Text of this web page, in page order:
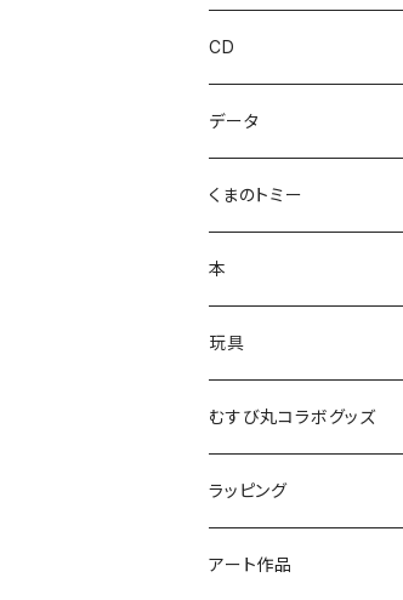
おしょすい
ズンダリアンシリーズ
コケゾン
CD
データ
くまのトミー
本
玩具
かるた
むすび丸コラボグッズ
ラッピング
アート作品